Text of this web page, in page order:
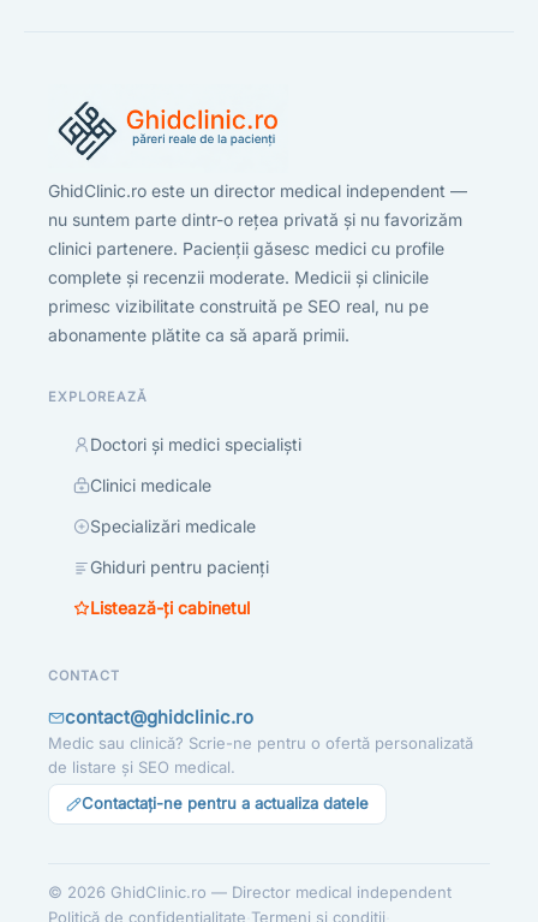
GhidClinic.ro este un director medical independent —
nu suntem parte dintr-o rețea privată și nu favorizăm
clinici partenere. Pacienții găsesc medici cu profile
complete și recenzii moderate. Medicii și clinicile
primesc vizibilitate construită pe SEO real, nu pe
abonamente plătite ca să apară primii.
EXPLOREAZĂ
Doctori și medici specialiști
Clinici medicale
Specializări medicale
Ghiduri pentru pacienți
Listează-ți cabinetul
CONTACT
contact@ghidclinic.ro
Medic sau clinică? Scrie-ne pentru o ofertă personalizată
de listare și SEO medical.
Contactați-ne pentru a actualiza datele
© 2026 GhidClinic.ro — Director medical independent
Politică de confidențialitate Termeni și condiții